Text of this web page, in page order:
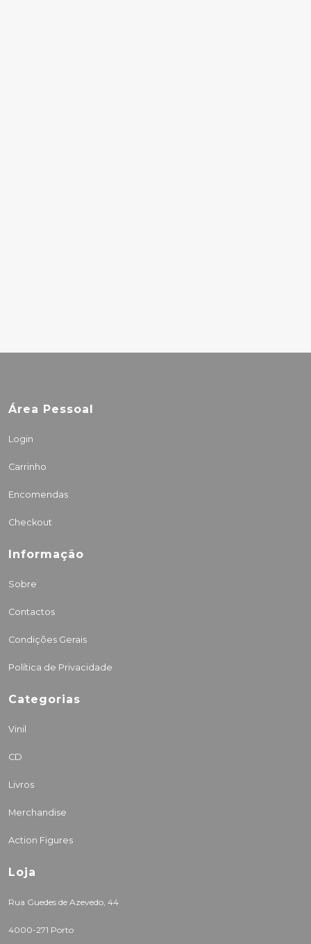
Área Pessoal
Login
Carrinho
Encomendas
Checkout
Informação
Sobre
Contactos
Condições Gerais
Política de Privacidade
Categorias
Vinil
CD
Livros
Merchandise
Action Figures
Loja
Rua Guedes de Azevedo, 44
4000-271 Porto